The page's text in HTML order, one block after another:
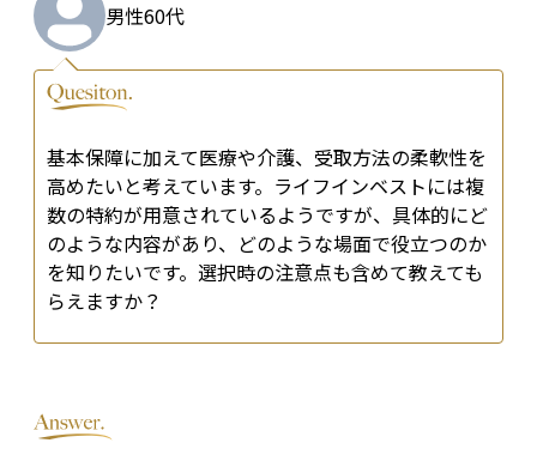
男性60代
基本保障に加えて医療や介護、受取方法の柔軟性を
高めたいと考えています。ライフインベストには複
数の特約が用意されているようですが、具体的にど
のような内容があり、どのような場面で役立つのか
を知りたいです。選択時の注意点も含めて教えても
らえますか？